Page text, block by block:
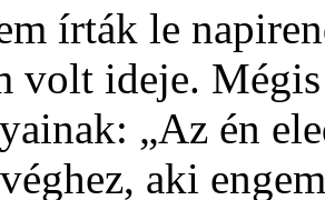
írták le
volt ideje.
„Az én
aki